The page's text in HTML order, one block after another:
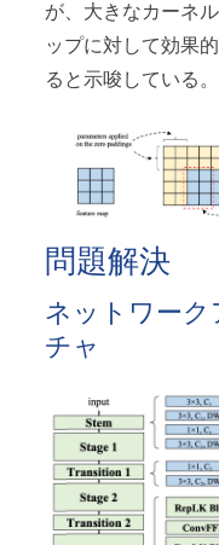
が、大きなカーネ
ップに対して効果
ると示唆している。
問題解決
ネットワーク
チャ